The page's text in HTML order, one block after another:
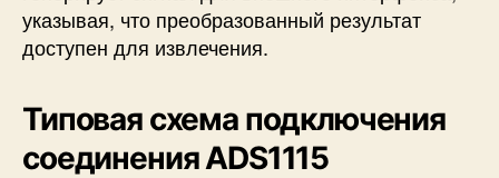
указывая, что преобразованный результат
доступен для извлечения.
Типовая схема подключения
соединения ADS1115